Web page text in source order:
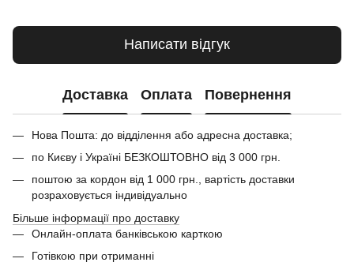
Написати відгук
Доставка Оплата Повернення
Нова Пошта: до відділення або адресна доставка;
по Києву і Україні БЕЗКОШТОВНО від 3 000 грн.
поштою за кордон від 1 000 грн., вартість доставки
розраховується індивідуально
Більше інформації про доставку
Онлайн-оплата банківською карткою
Готівкою при отриманні